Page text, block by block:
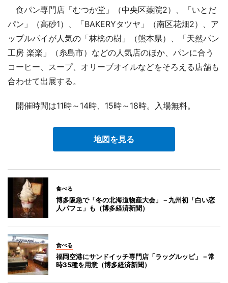
食パン専門店「むつか堂」（中央区薬院2）、「いとだ
パン」（高砂1）、「BAKERYタツヤ」（南区花畑2）、ア
ップルパイが人気の「林檎の樹」（熊本県）、「天然パン
工房 楽楽」（糸島市）などの人気店のほか、パンに合う
コーヒー、スープ、オリーブオイルなどをそろえる店舗も
合わせて出展する。
開催時間は11時～14時、15時～18時。入場無料。
地図を見る
食べる
博多阪急で「冬の北海道物産大会」－九州初「白い恋
人パフェ」も（博多経済新聞）
食べる
福岡空港にサンドイッチ専門店「ラッグルッピ」－常
時35種を用意（博多経済新聞）